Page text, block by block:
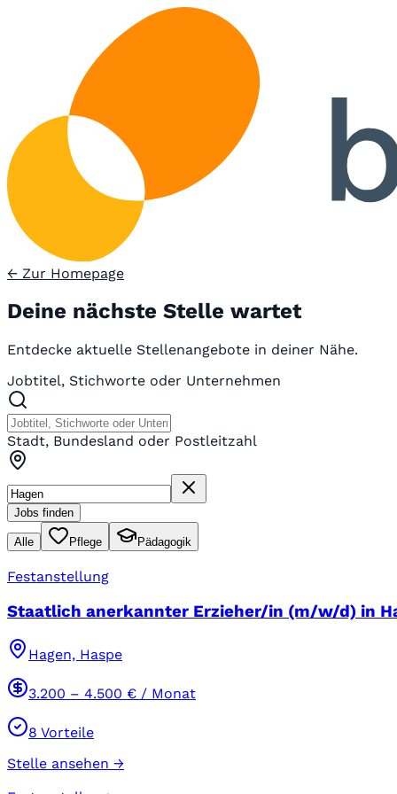
← Zur Homepage
Deine nächste Stelle wartet
Entdecke aktuelle Stellenangebote in deiner Nähe.
Jobtitel, Stichworte oder Unternehmen
Stadt, Bundesland oder Postleitzahl
Jobs finden
Alle Pflege Pädagogik
Festanstellung
Staatlich anerkannter Erzieher/in (m/w/d) in
Hagen, Haspe
3.200 – 4.500 € / Monat
8 Vorteile
Stelle ansehen →